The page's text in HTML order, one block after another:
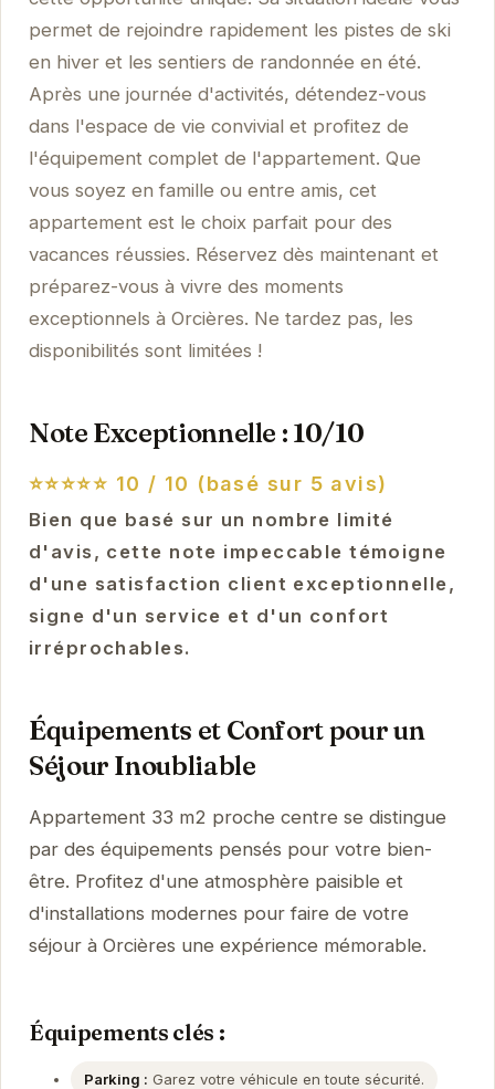
permet de rejoindre rapidement les pistes de ski
en hiver et les sentiers de randonnée en été.
Après une journée d'activités, détendez-vous
dans l'espace de vie convivial et profitez de
l'équipement complet de l'appartement. Que
vous soyez en famille ou entre amis, cet
appartement est le choix parfait pour des
vacances réussies. Réservez dès maintenant et
préparez-vous à vivre des moments
exceptionnels à Orcières. Ne tardez pas, les
disponibilités sont limitées !
Note Exceptionnelle : 10/10
⭐⭐⭐⭐⭐ 10 / 10 (basé sur 5 avis)
Bien que basé sur un nombre limité
d'avis, cette note impeccable témoigne
d'une satisfaction client exceptionnelle,
signe d'un service et d'un confort
irréprochables.
Équipements et Confort pour un
Séjour Inoubliable
Appartement 33 m2 proche centre se distingue
par des équipements pensés pour votre bien-
être. Profitez d'une atmosphère paisible et
d'installations modernes pour faire de votre
séjour à Orcières une expérience mémorable.
Équipements clés :
Parking : Garez votre véhicule en toute sécurité.